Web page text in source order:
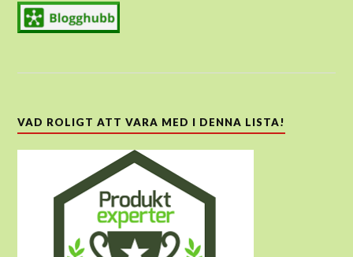
VAD ROLIGT ATT VARA MED I DENNA LISTA!